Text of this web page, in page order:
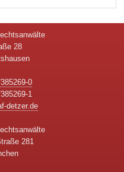
28
0
1
detzer.de
281